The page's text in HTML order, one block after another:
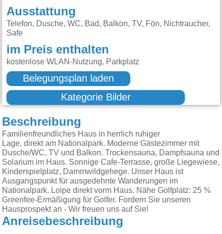
Ausstattung
Telefon, Dusche, WC, Bad, Balkon, TV, Fön, Nichtraucher,
Safe
im Preis enthalten
kostenlose WLAN-Nutzung, Parkplatz
Belegungsplan laden
Kategorie Bilder
Beschreibung
Familienfreundliches Haus in herrlich ruhiger
Lage, direkt am Nationalpark. Moderne Gästezimmer mit
Dusche/WC, TV und Balkon. Trockensauna, Dampfsauna und
Solarium im Haus. Sonnige Cafe-Terrasse, große Liegewiese,
Kinderspielplatz, Dammwildgehege. Unser Haus ist
Ausgangspunkt für ausgedehnte Wanderungen im
Nationalpark. Loipe direkt vorm Haus. Nähe Golfplatz: 25 %
Greenfee-Ermäßigung für Golfer. Fordern Sie unseren
Hausprospekt an - Wir freuen uns auf Sie!
Anreisebeschreibung